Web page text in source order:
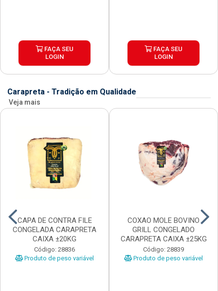
FAÇA SEU
LOGIN
FAÇA SEU
LOGIN
Carapreta - Tradição em Qualidade
Veja mais
CAPA DE CONTRA FILE
CONGELADA CARAPRETA
CAIXA ±20KG
Código: 28836
Produto de peso variável
COXAO MOLE BOVINO
GRILL CONGELADO
CARAPRETA CAIXA ±25KG
Código: 28839
Produto de peso variável